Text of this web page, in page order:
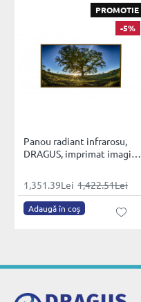
PROMOTIE
-5%
Panou radiant infrarosu,
DRAGUS, imprimat imagine
40-60mc
1,351.39Lei 1,422.51Lei
Adaugă în coș